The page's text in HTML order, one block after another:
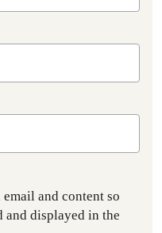
and content so
and displayed in the